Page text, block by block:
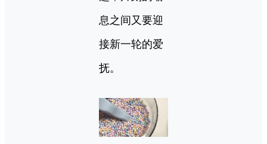
息之间又要迎
接新一轮的爱
抚。